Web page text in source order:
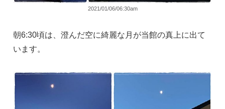
2021/01/06/06:30am
朝6:30頃は、澄んだ空に綺麗な月が当館の真上に出て
います。